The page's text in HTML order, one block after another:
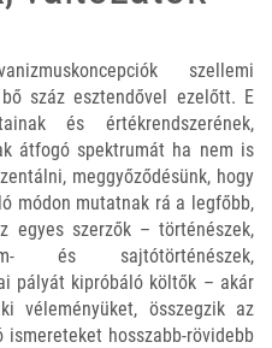
szellemi
száz esztendővel ezelőtt. E
és értékrendszerének,
átfogó spektrumát ha nem is
meggyőződésünk, hogy
módon mutatnak rá a legfőbb,
egyes szerzők – történészek,
és sajtótörténészek,
pályát kipróbáló költők – akár
véleményüket, összegzik az
hosszabb-rövidebb